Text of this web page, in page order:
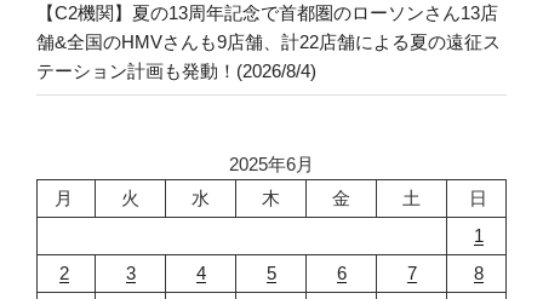
【C2機関】夏の13周年記念で首都圏のローソンさん13店
舗&全国のHMVさんも9店舗、計22店舗による夏の遠征ス
テーション計画も発動！(2026/8/4)
2025年6月
月
火 水 木 金 土
日
1
2
3 4 5 6 7
8